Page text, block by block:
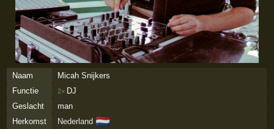
Naam
Micah Snijkers
Functie
2× DJ
Geslacht
man
Herkomst
Nederland 🇳🇱